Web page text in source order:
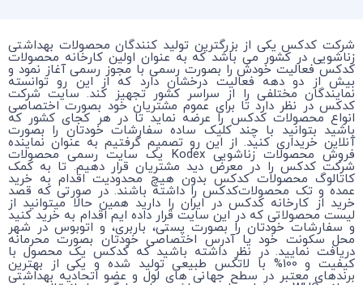
شرکت کدکس یکی از بزرگترین تولید کنندگان محصولات بهداشتی
زناشویی در کشور می باشد که به عنوان اولین کارخانه محصولات
کدکس فعالیت خودش را بصورت رسمی با مجوز رسمی آغاز نمود و
بیش از دو دهه فعالیت درخشان دارد که از این رو توانسته
نمایندگان مختلفی را از سراسر کشور تجهیز کند. سایت شرکت
کدکس در نظر دارد تا برای عموم مشتریان خود بصورت اختصاصی
انواع محصولات کدکس را عرضه نماید تا در هر کجای کشور که
باشید بتوانید با چند کلیک ساده سفارشات خودتان را بصورت
آنلاین خریداری کنید. از این رو تصمیم گرفتیم به عنوان نماینده
فروش محصولات زناشویی Kodex یک سایت رسمی محصولات
شرکت کدکس را در معرض دید مشتریان قرار دهیم. تا به کمک
کاتالوگ محصولات کدکس بدون هیچ محدودیت اقدام به خرید
عمده و تک محصولات‌کدکس را داشته باشند. در صورتی که قصد
خرید از کارخانه کدکس در ایران را دارید همین حالا میتوانید از
لیست محصولاتی که در این سایت قرار داده ایم اقدام به خرید کنید
و سفارشات خودتان را بصورت پستی، باربری، و اتوبوس در شهر
محل سکونت خود یا آدرس اختصاصی خودتان بصورت محرمانه
دریافت نمایید. در نظر داشته باشید که کدکس یک محصول با
کیفیت و 100% با لاتکس طبیعی تولید شده و یکی از بهترین
برندهای معتبر در سطح جهانی های لول و عضو اتحادیه بهداشتی